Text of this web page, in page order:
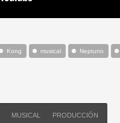
Kong musical Neptuno
MUSICAL PRODUCCIÓN